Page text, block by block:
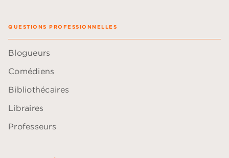
QUESTIONS PROFESSIONNELLES
Blogueurs
Comédiens
Bibliothécaires
Libraires
Professeurs